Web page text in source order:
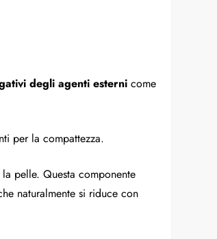
degli agenti esterni come
per la compattezza.
pelle. Questa componente
naturalmente si riduce con